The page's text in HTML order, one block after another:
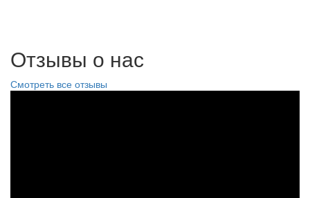
Отзывы о нас
Смотреть все отзывы